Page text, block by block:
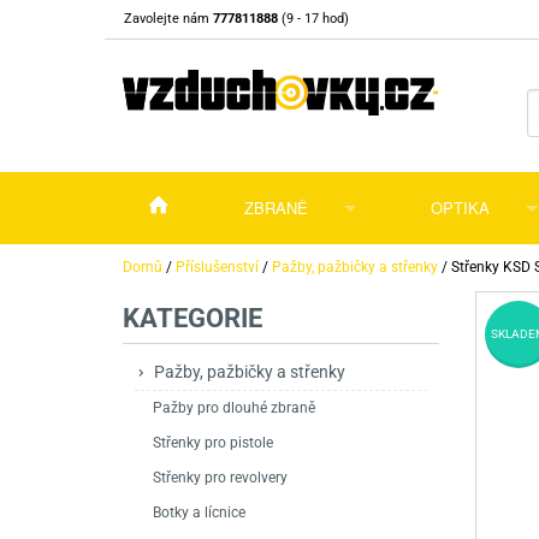
Zavolejte nám 777811888 (9 - 17 hod)
ZBRANĚ
Vzduchovky Vzduchovky na
Příslušenství pro
Vzduchovky PCP
Vzduchové pistole a revolveryPříslušenství
Plynové pistole a revolvery
Perkusní zbraně
Nože
OPTIKA
Puškohledy
Dalekohledy a
Kolimátory, lasery
Domů / Příslušenství / Pažby, pažbičky a střenky / Střenky KSD
KATEGORIE
Pažby, pažbičky a střenky
Pažby pro dlouhé zbraně
Střenky pro pistole
Střenky pro revolvery
Botky a lícnice